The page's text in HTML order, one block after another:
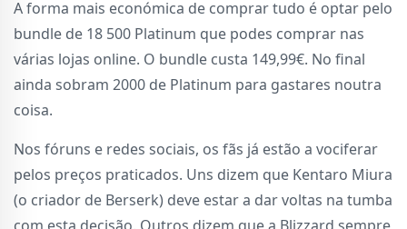
A forma mais económica de comprar tudo é optar pelo
bundle de 18 500 Platinum que podes comprar nas
várias lojas online. O bundle custa 149,99€. No final
ainda sobram 2000 de Platinum para gastares noutra
coisa.
Nos fóruns e redes sociais, os fãs já estão a vociferar
pelos preços praticados. Uns dizem que Kentaro Miura
(o criador de Berserk) deve estar a dar voltas na tumba